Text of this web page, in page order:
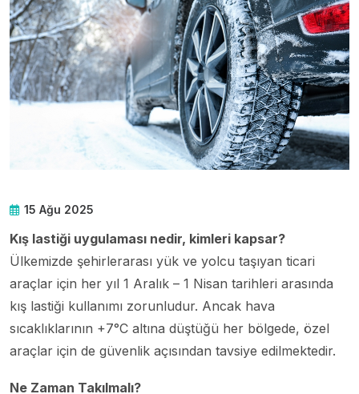
15 Ağu 2025
Kış lastiği uygulaması nedir, kimleri kapsar?
Ülkemizde şehirlerarası yük ve yolcu taşıyan ticari
araçlar için her yıl 1 Aralık – 1 Nisan tarihleri arasında
kış lastiği kullanımı zorunludur. Ancak hava
sıcaklıklarının +7°C altına düştüğü her bölgede, özel
araçlar için de güvenlik açısından tavsiye edilmektedir.
Ne Zaman Takılmalı?